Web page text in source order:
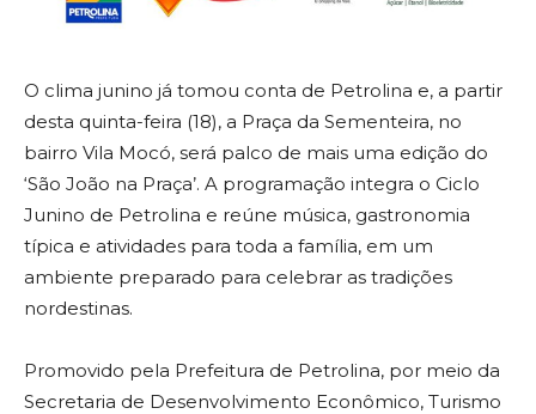
O clima junino já tomou conta de Petrolina e, a partir
desta quinta-feira (18), a Praça da Sementeira, no
bairro Vila Mocó, será palco de mais uma edição do
‘São João na Praça’. A programação integra o Ciclo
Junino de Petrolina e reúne música, gastronomia
típica e atividades para toda a família, em um
ambiente preparado para celebrar as tradições
nordestinas.
Promovido pela Prefeitura de Petrolina, por meio da
Secretaria de Desenvolvimento Econômico, Turismo